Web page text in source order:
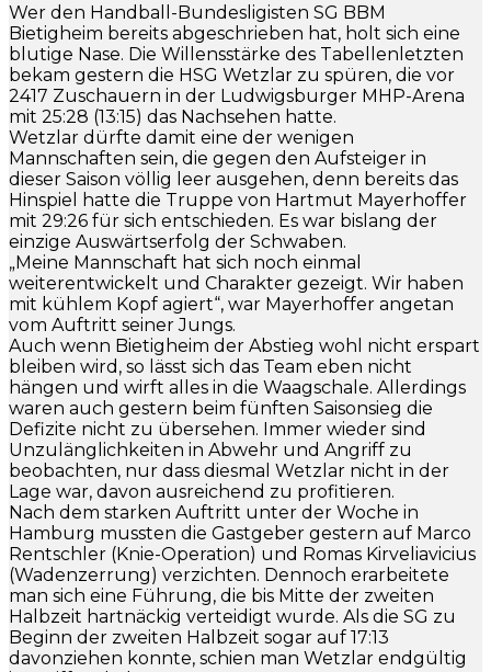
Wer den Handball-Bundesligisten SG BBM
Bietigheim bereits abgeschrieben hat, holt sich eine
blutige Nase. Die Willensstärke des Tabellenletzten
bekam gestern die HSG Wetzlar zu spüren, die vor
2417 Zuschauern in der Ludwigsburger MHP-Arena
mit 25:28 (13:15) das Nachsehen hatte.
Wetzlar dürfte damit eine der wenigen
Mannschaften sein, die gegen den Aufsteiger in
dieser Saison völlig leer ausgehen, denn bereits das
Hinspiel hatte die Truppe von Hartmut Mayerhoffer
mit 29:26 für sich entschieden. Es war bislang der
einzige Auswärtserfolg der Schwaben.
„Meine Mannschaft hat sich noch einmal
weiterentwickelt und Charakter gezeigt. Wir haben
mit kühlem Kopf agiert“, war Mayerhoffer angetan
vom Auftritt seiner Jungs.
Auch wenn Bietigheim der Abstieg wohl nicht erspart
bleiben wird, so lässt sich das Team eben nicht
hängen und wirft alles in die Waagschale. Allerdings
waren auch gestern beim fünften Saisonsieg die
Defizite nicht zu übersehen. Immer wieder sind
Unzulänglichkeiten in Abwehr und Angriff zu
beobachten, nur dass diesmal Wetzlar nicht in der
Lage war, davon ausreichend zu profitieren.
Nach dem starken Auftritt unter der Woche in
Hamburg mussten die Gastgeber gestern auf Marco
Rentschler (Knie-Operation) und Romas Kirveliavicius
(Wadenzerrung) verzichten. Dennoch erarbeitete
man sich eine Führung, die bis Mitte der zweiten
Halbzeit hartnäckig verteidigt wurde. Als die SG zu
Beginn der zweiten Halbzeit sogar auf 17:13
davonziehen konnte, schien man Wetzlar endgültig